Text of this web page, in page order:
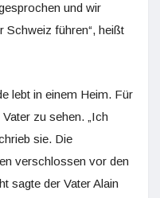
und wir
Schweiz führen“, heißt
lebt in einem Heim. Für
zu sehen. „Ich
sie. Die
verschlossen vor den
sagte der Vater Alain